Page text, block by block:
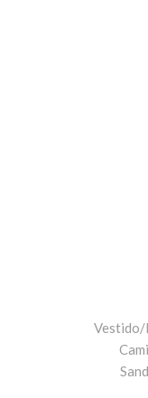
Vestido/